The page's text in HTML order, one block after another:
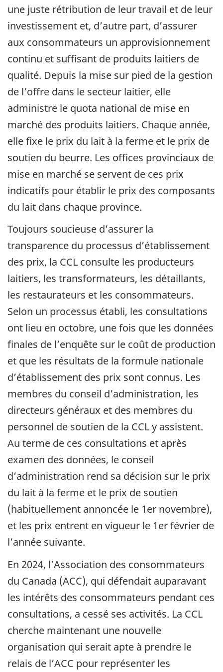
une juste rétribution de leur travail et de leur
investissement et, d’autre part, d’assurer
aux consommateurs un approvisionnement
continu et suffisant de produits laitiers de
qualité. Depuis la mise sur pied de la gestion
de l’offre dans le secteur laitier, elle
administre le quota national de mise en
marché des produits laitiers. Chaque année,
elle fixe le prix du lait à la ferme et le prix de
soutien du beurre. Les offices provinciaux de
mise en marché se servent de ces prix
indicatifs pour établir le prix des composants
du lait dans chaque province.
Toujours soucieuse d’assurer la
transparence du processus d’établissement
des prix, la CCL consulte les producteurs
laitiers, les transformateurs, les détaillants,
les restaurateurs et les consommateurs.
Selon un processus établi, les consultations
ont lieu en octobre, une fois que les données
finales de l’enquête sur le coût de production
et que les résultats de la formule nationale
d’établissement des prix sont connus. Les
membres du conseil d’administration, les
directeurs généraux et des membres du
personnel de soutien de la CCL y assistent.
Au terme de ces consultations et après
examen des données, le conseil
d’administration rend sa décision sur le prix
du lait à la ferme et le prix de soutien
(habituellement annoncée le 1er novembre),
et les prix entrent en vigueur le 1er février de
l’année suivante.
En 2024, l’Association des consommateurs
du Canada (ACC), qui défendait auparavant
les intérêts des consommateurs pendant ces
consultations, a cessé ses activités. La CCL
cherche maintenant une nouvelle
organisation qui serait apte à prendre le
relais de l’ACC pour représenter les